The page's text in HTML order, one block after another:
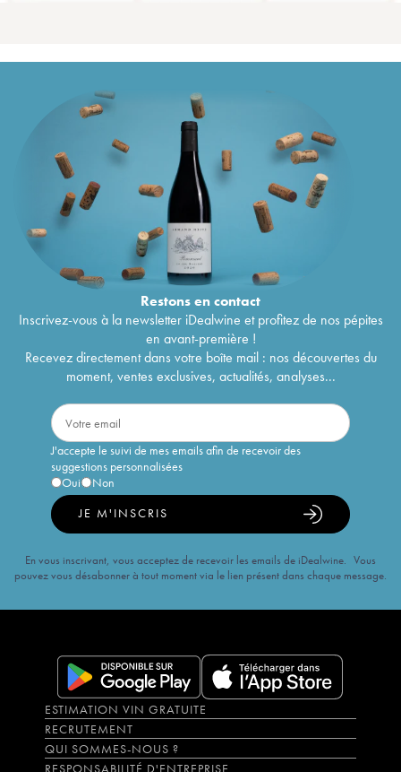
Restons encontact
Inscrivez-vous à la newsletter iDealwine et profitez de nos pépites
en avant-première !
Recevez directement dans votre boîte mail : nos découvertes du
moment, ventes exclusives, actualités, analyses...
J'accepte le suivi de mes emails afin de recevoir des
suggestions personnalisées
Oui
Non
JE M'INSCRIS
En vous inscrivant, vous acceptez de recevoir les emails de iDealwine. Vous
pouvez vous désabonner à tout moment via le lien présent dans chaque message.
ESTIMATION VIN GRATUITE
RECRUTEMENT
QUI SOMMES-NOUS ?
RESPONSABILITÉ D'ENTREPRISE